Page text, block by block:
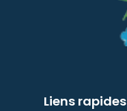
Liens rapides